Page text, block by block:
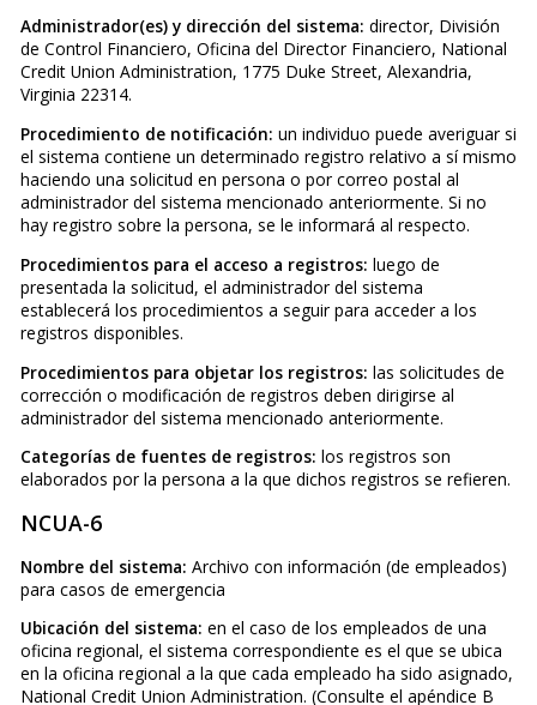
Administrador(es) y dirección del sistema: director, División
de Control Financiero, Oficina del Director Financiero, National
Credit Union Administration, 1775 Duke Street, Alexandria,
Virginia 22314.
Procedimiento de notificación: un individuo puede averiguar si
el sistema contiene un determinado registro relativo a sí mismo
haciendo una solicitud en persona o por correo postal al
administrador del sistema mencionado anteriormente. Si no
hay registro sobre la persona, se le informará al respecto.
Procedimientos para el acceso a registros: luego de
presentada la solicitud, el administrador del sistema
establecerá los procedimientos a seguir para acceder a los
registros disponibles.
Procedimientos para objetar los registros: las solicitudes de
corrección o modificación de registros deben dirigirse al
administrador del sistema mencionado anteriormente.
Categorías de fuentes de registros: los registros son
elaborados por la persona a la que dichos registros se refieren.
NCUA-6
Nombre del sistema: Archivo con información (de empleados)
para casos de emergencia
Ubicación del sistema: en el caso de los empleados de una
oficina regional, el sistema correspondiente es el que se ubica
en la oficina regional a la que cada empleado ha sido asignado,
National Credit Union Administration. (Consulte el apéndice B